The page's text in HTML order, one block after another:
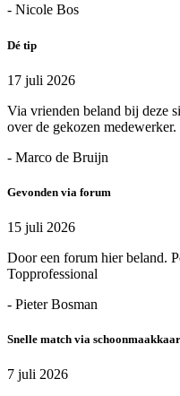
- Nicole Bos
Dé tip
17 juli 2026
Via vrienden beland bij deze
over de gekozen medewerker.
- Marco de Bruijn
Gevonden via forum
15 juli 2026
Door een forum hier beland.
Topprofessional
- Pieter Bosman
Snelle match via
7 juli 2026